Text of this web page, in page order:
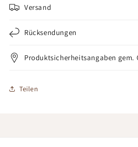
Versand
Rücksendungen
Produktsicherheitsangaben gem.
Teilen